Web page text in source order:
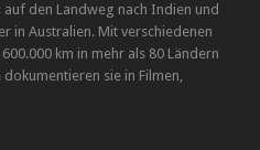
den Landweg nach Indien und
in Australien. Mit verschiedenen
km in mehr als 80 Ländern
sie in Filmen,